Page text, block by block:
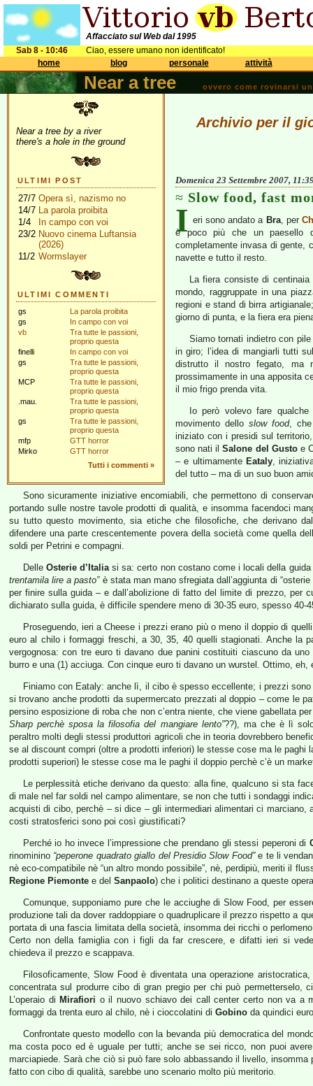
Affacciato sul Web dal 1995
Sab 8 - 10:46
Ciao, essere umano non identificato!
home
blog personale attività
Near a tree ovvero come rovinarsi
Near a tree by a river
there's a hole in the ground
ULTIMI POST
27/7 Opera sì, nazismo no
14/7 La parola proibita
1/4
In campo con voi
23/2 Nuovo cinema Luftansia
(2026)
11/2 Wormslayer
ULTIMI COMMENTI
gs
La parola proibita
gs
In campo con voi
vb
Tra tutte le passioni,
proprio questa
finelli
In campo con voi
gs
Tra tutte le passioni,
proprio questa
MCP
Tra tutte le passioni,
proprio questa
.mau.
Tra tutte le passioni,
proprio questa
gs
Tra tutte le passioni,
proprio questa
mfp
GTT horror
Mirko
GTT horror
Tutti i commenti »
Archivio per il
Domenica 23 Settembre 2007,
Slow food, fast
I eri sono andato a Bra, per
è poco più che un paesello
completamente invasa di gente,
navette e tutto il resto.
La fiera consiste di
mondo, raggruppate in una
regioni e stand di birra
giorno di punta, e la fiera era
Siamo tornati indietro con
in giro; l’idea di mangiarli tutti
distrutto il nostro fegato, ma
prossimamente in una apposita
il mio frigo prenda vita.
Io però volevo fare
movimento dello slow food,
iniziato con i presidi sul
sono nati ilSalone del Gustoe
– e ultimamente Eataly,
del tutto – ma di un suo buon
Sono sicuramente iniziative encomiabili, che permettono di
portando sulle nostre tavole prodotti di qualità, e insomma facendoci
su tutto questo movimento, sia etiche che filosofiche, che derivano
difendere una parte crescentemente povera della società come quella
soldi per Petrini e compagni.
Delle Osterie d’Italiasi sa: certo non costano come i locali della guida
trentamila lire a pasto”è stata man mano sfregiata dall’aggiunta di
per finire sulla guida – e dall’abolizione di fatto del limite di prezzo, per
dichiarato sulla guida, è difficile spendere meno di 30-35 euro, spesso 40-
Proseguendo, ieri a Cheese i prezzi erano più o meno il doppio di
euro al chilo i formaggi freschi, a 30, 35, 40 quelli stagionati. Anche la
vergognosa: con tre euro ti davano due panini costituiti ciascuno da
burro e una (1) acciuga. Con cinque euro ti davano un wurstel. Ottimo,
Finiamo con Eataly: anche lì, il cibo è spesso eccellente; i prezzi
si trovano anche prodotti da supermercato prezzati al doppio – come le
persino esposizione di roba che non c’entra niente, che viene gabellata
Sharp perchè sposa la filosofia del mangiare lento”??), ma che è lì
peraltro molti degli stessi produttori agricoli che in teoria dovrebbero
se al discount compri (oltre a prodotti inferiori) le stesse cose ma le paghi
prodotti superiori) le stesse cose ma le paghi il doppio perchè c’è un
Le perplessità etiche derivano da questo: alla fine, qualcuno si sta
di male nel far soldi nel campo alimentare, se non che tutti i sondaggi
acquisti di cibo, perchè – si dice – gli intermediari alimentari ci
costi stratosferici sono poi così giustificati?
Perché io ho invece l’impressione che prendano gli stessi peperoni di
rinominino “peperone quadrato giallo del Presidio Slow Food”e te li
nè eco-compatibile nè “un altro mondo possibile”, nè, perdipiù, meriti il
Regione Piemonte e del Sanpaolo) che i politici destinano a queste
Comunque, supponiamo pure che le acciughe di Slow Food, per
produzione tali da dover raddoppiare o quadruplicare il prezzo rispetto a
portata di una fascia limitata della società, insomma dei ricchi o
Certo non della famiglia con i figli da far crescere, e difatti ieri si
chiedeva il prezzo e scappava.
Filosoficamente, Slow Food è diventata una operazione
concentrata sul produrre cibo di gran pregio per chi può permetterselo,
L’operaio di Mirafiori o il nuovo schiavo dei call center certo non va a
formaggi da trenta euro al chilo, nè i cioccolatini di Gobino da quindici
Confrontate questo modello con la bevanda più democratica del
ma costa poco ed è uguale per tutti; anche se sei ricco, non puoi
marciapiede. Sarà che ciò si può fare solo abbassando il livello,
fatto con cibo di qualità, sarebbe uno scenario molto più meritorio.